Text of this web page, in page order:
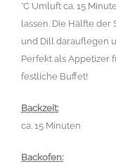
°C Umluft ca. 15
lassen. Die Hälfte der
und Dill darauflegen
Perfekt als Appetizer
festliche Buffet!
Backzeit:
ca. 15 Minuten
Backofen: